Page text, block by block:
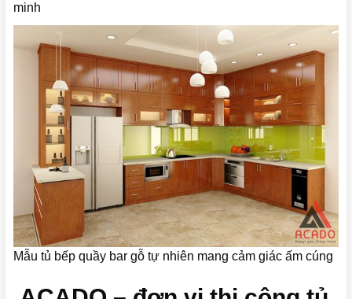
minh
Mẫu tủ bếp quầy bar gỗ tự nhiên mang cảm giác ấm cúng